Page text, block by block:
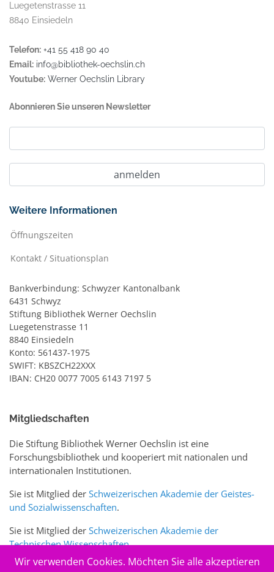
Luegetenstrasse 11
8840 Einsiedeln
Telefon: +41 55 418 90 40
Email: info@bibliothek-oechslin.ch
Youtube: Werner Oechslin Library
Abonnieren Sie unseren Newsletter
Weitere Informationen
Öffnungszeiten
Kontakt / Situationsplan
Bankverbindung: Schwyzer Kantonalbank
6431 Schwyz
Stiftung Bibliothek Werner Oechslin
Luegetenstrasse 11
8840 Einsiedeln
Konto: 561437-1975
SWIFT: KBSZCH22XXX
IBAN: CH20 0077 7005 6143 7197 5
Mitgliedschaften
Die Stiftung Bibliothek Werner Oechslin ist eine
Forschungsbibliothek und kooperiert mit nationalen und
internationalen Institutionen.
Sie ist Mitglied der Schweizerischen Akademie der Geistes-
und Sozialwissenschaften.
Sie ist Mitglied der Schweizerischen Akademie der
Technischen Wissenschaften.
Sie ist zudem Mitglied des Schweizer Portalswww.sciences-
Wir verwenden Cookies. Möchten Sie alle akzeptieren